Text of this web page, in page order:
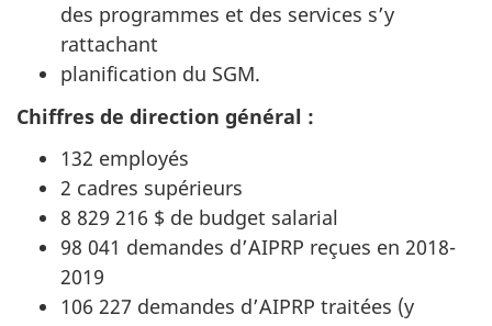
des programmes et des services s’y
rattachant
planification du SGM.
Chiffres de direction général :
132 employés
2 cadres supérieurs
8 829 216 $ de budget salarial
98 041 demandes d’AIPRP reçues en 2018-
2019
106 227 demandes d’AIPRP traitées (y